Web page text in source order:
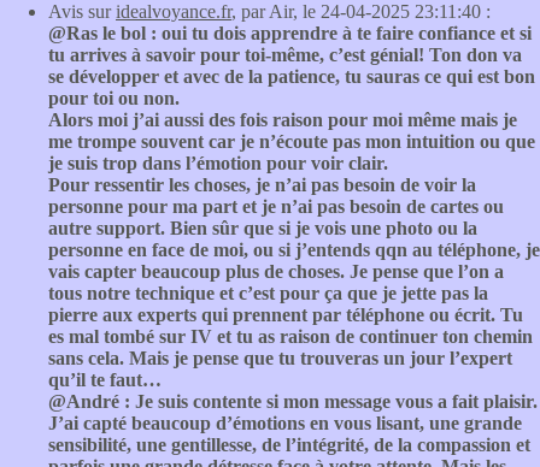
Avis suridealvoyance.fr, par Air, le 24-04-2025 23:11:40 :
@Ras le bol : oui tu dois apprendre à te faire confiance et si
tu arrives à savoir pour toi-même, c’est génial! Ton don va
se développer et avec de la patience, tu sauras ce qui est bon
pour toi ou non.
Alors moi j’ai aussi des fois raison pour moi même mais je
me trompe souvent car je n’écoute pas mon intuition ou que
je suis trop dans l’émotion pour voir clair.
Pour ressentir les choses, je n’ai pas besoin de voir la
personne pour ma part et je n’ai pas besoin de cartes ou
autre support. Bien sûr que si je vois une photo ou la
personne en face de moi, ou si j’entends qqn au téléphone, je
vais capter beaucoup plus de choses. Je pense que l’on a
tous notre technique et c’est pour ça que je jette pas la
pierre aux experts qui prennent par téléphone ou écrit. Tu
es mal tombé sur IV et tu as raison de continuer ton chemin
sans cela. Mais je pense que tu trouveras un jour l’expert
qu’il te faut…
@André : Je suis contente si mon message vous a fait plaisir.
J’ai capté beaucoup d’émotions en vous lisant, une grande
sensibilité, une gentillesse, de l’intégrité, de la compassion et